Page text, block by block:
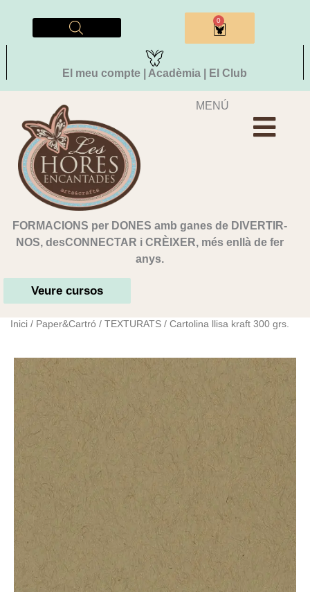
El meu compte | Acadèmia | El Club
0
Cistella
FORMACIONS per DONES amb ganes de DIVERTIR-
NOS, desCONNECTAR i CRÈIXER, més enllà de fer
anys.
Veure cursos
MENÚ
Inici / Paper&Cartró / TEXTURATS / Cartolina llisa kraft 300 grs.
quantitat
Cartolina
llisa
300
grs.